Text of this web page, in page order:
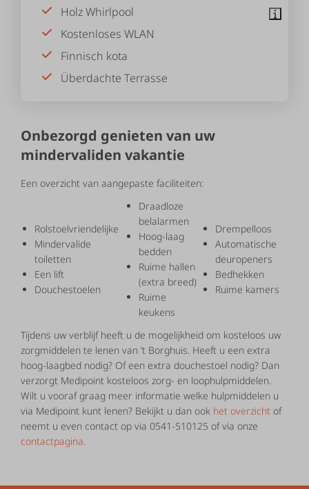
Holz Whirlpool
Kostenloses WLAN
Finnisch kota
Überdachte Terrasse
Onbezorgd genieten van uw
mindervaliden vakantie
Een overzicht van aangepaste faciliteiten:
Rolstoelvriendelijke
Mindervalide
toiletten
Een lift
Douchestoelen
Draadloze
belalarmen
Hoog-laag
bedden
Ruime hallen
(extra breed)
Ruime
keukens
Drempelloos
Automatische
deuropeners
Bedhekken
Ruime kamers
Tijdens uw verblijf heeft u de mogelijkheid om kosteloos uw
zorgmiddelen te lenen van ’t Borghuis. Heeft u een extra
hoog-laagbed nodig? Of een extra douchestoel nodig? Dan
verzorgt Medipoint kosteloos zorg- en loophulpmiddelen.
Wilt u vooraf graag meer informatie welke hulpmiddelen u
via Medipoint kunt lenen? Bekijkt u dan ook het overzicht of
neemt u even contact op via 0541-510125 of via onze
contactpagina.